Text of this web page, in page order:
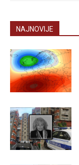
NAJNOVIJE